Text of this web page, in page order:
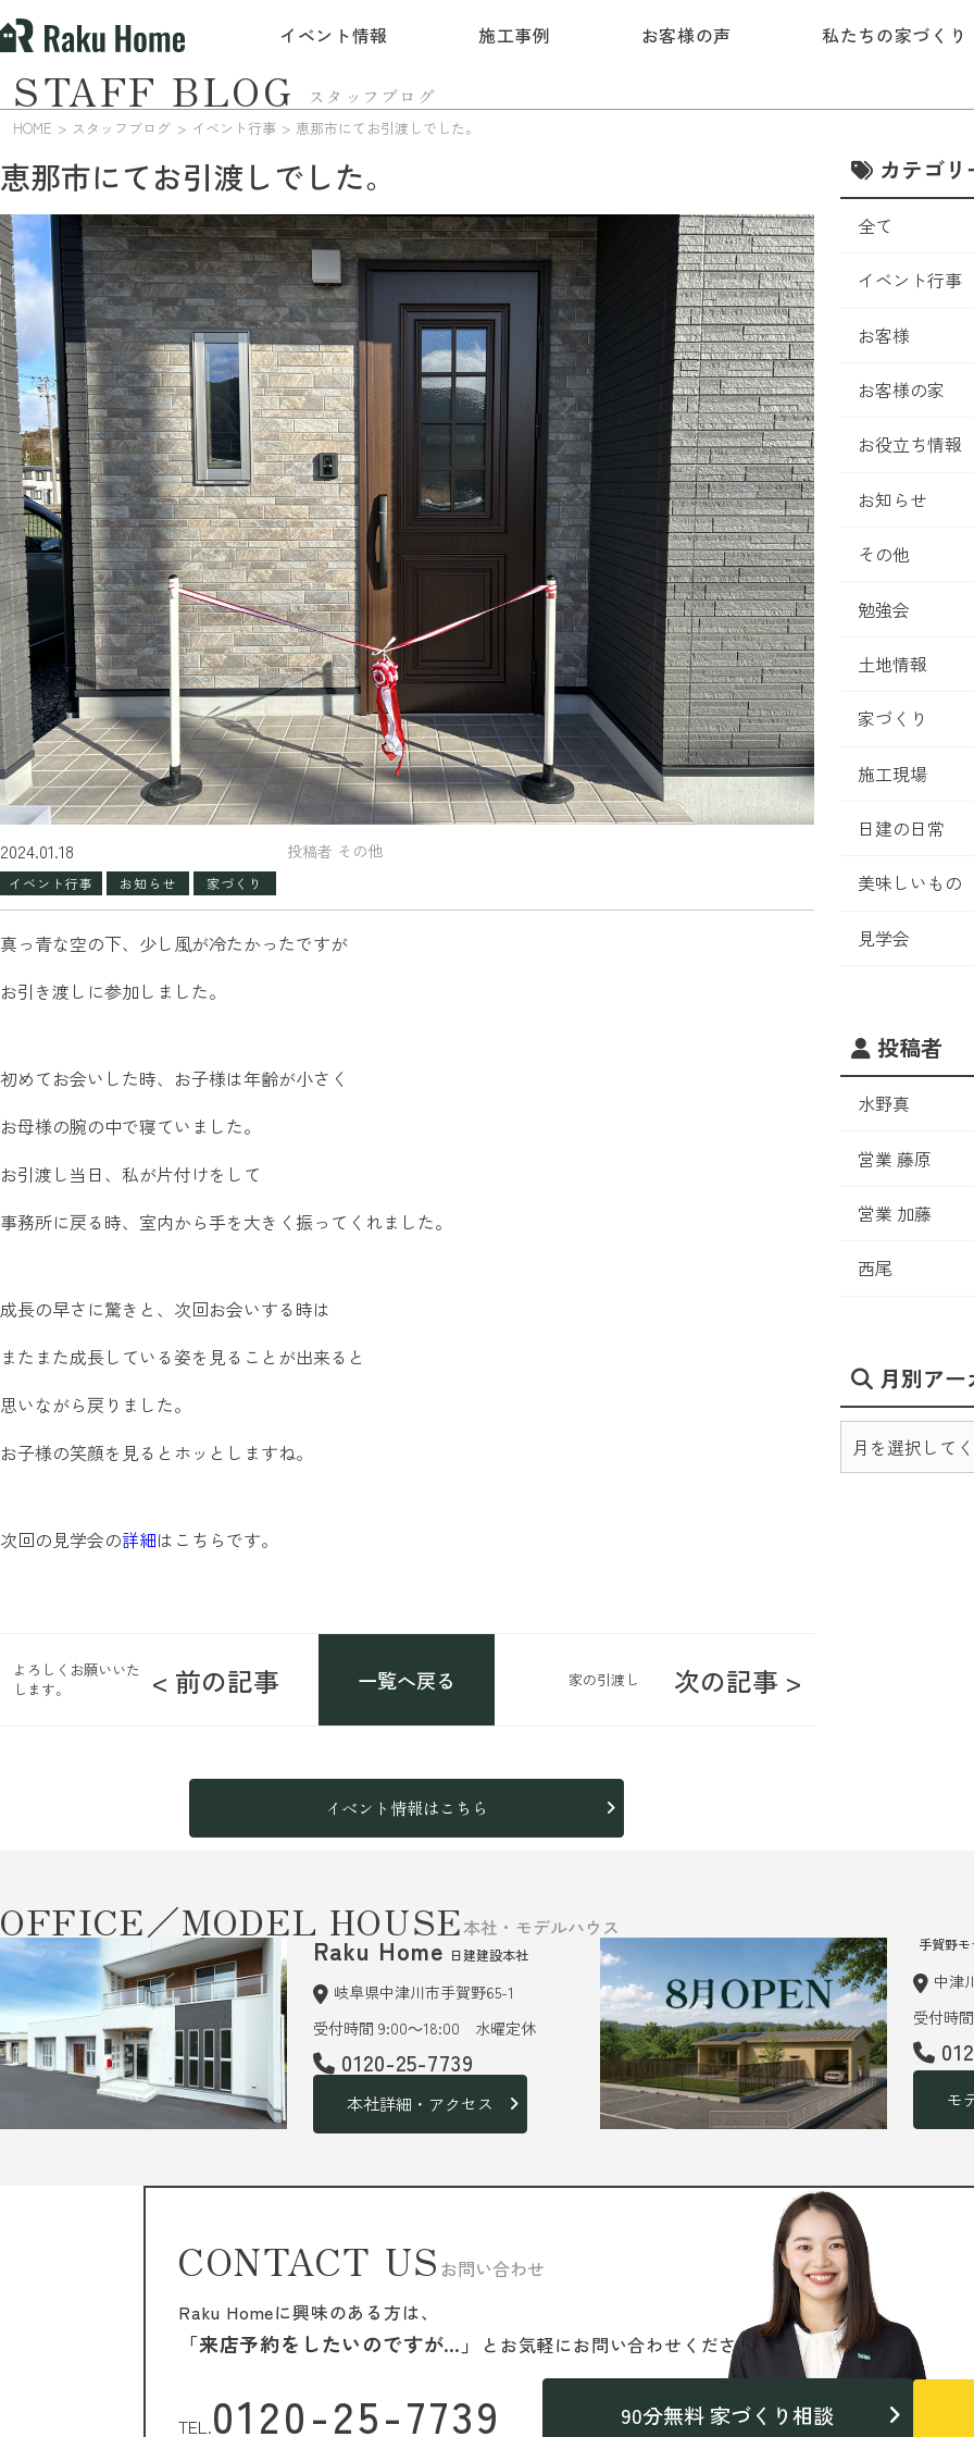
イベント情報 施工事例 お客様の声 私たちの家づくり
スタッフブログ
STAFF BLOG
HOME スタッフブログ イベント行事 恵那市にてお引渡しでした。
恵那市にてお引渡しでした。
2024.01.18 投稿者 その他
イベント行事 お知らせ 家づくり
真っ青な空の下、少し風が冷たかったですが
お引き渡しに参加しました。
初めてお会いした時、お子様は年齢が小さく
お母様の腕の中で寝ていました。
お引渡し当日、私が片付けをして
事務所に戻る時、室内から手を大きく振ってくれました。
成長の早さに驚きと、次回お会いする時は
またまた成長している姿を見ることが出来ると
思いながら戻りました。
お子様の笑顔を見るとホッとしますね。
次回の見学会の詳細はこちらです。
< 前の記事
よろしくお願いいた
します。
一覧へ戻る 家の引渡し 次の記事 >
イベント情報はこちら
カテゴリ
全て
イベント行事
お客様
お客様の家
お役立ち情報
お知らせ
その他
勉強会
土地情報
家づくり
施工現場
日建の日常
美味しいもの
見学会
投稿者
水野真
営業 藤原
営業 加藤
西尾
月別アー
OFFICE／MODEL HOUSE本社・モデルハウス
Raku Home 日建建設本社
岐阜県中津川市手賀野65-1
受付時間 9:00～18:00 水曜定休
0120-25-7739
本社詳細・アクセス
手賀野
中津
受付時
モ
CONTACT US お問い合わせ
Raku Homeに興味のある方は、
「来店予約をしたいのですが…」 と お気軽にお問い合わせください。
TEL.0120-25-7739 90分無料 家づくり相談